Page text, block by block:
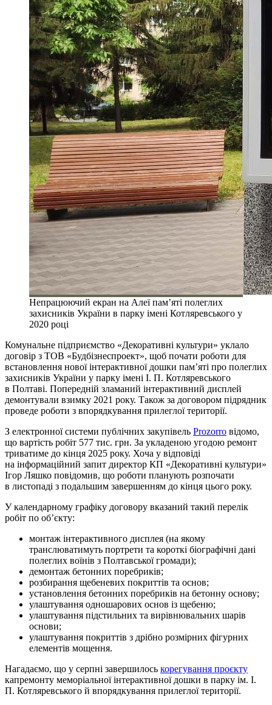
Непрацюючий екран на Алеї пам’яті полеглих
захисників України в парку імені Котляревського у
2020 році
Комунальне підприємство «Декоративні культури» уклало
договір з ТОВ «Будбізнеспроект», щоб почати роботи для
встановлення нової інтерактивної дошки пам’яті про полеглих
захисників України у парку імені І. П. Котляревського
в Полтаві. Попередній зламаний інтерактивний дисплей
демонтували взимку 2021 року. Також за договором підрядник
проведе роботи з впорядкування прилеглої території.
З електронної системи публічних закупівель Prozorro відомо,
що вартість робіт 577 тис. грн. За укладеною угодою ремонт
триватиме до кінця 2025 року. Хоча у відповіді
на інформаційний запит директор КП «Декоративні культури»
Ігор Ляшко повідомив, що роботи планують розпочати
в листопаді з подальшим завершенням до кінця цього року.
У календарному графіку договору вказаний такий перелік
робіт по об’єкту:
монтаж інтерактивного дисплея (на якому
транслюватимуть портрети та короткі біографічні дані
полеглих воїнів з Полтавської громади);
демонтаж бетонних поребриків;
розбирання щебеневих покриттів та основ;
установлення бетонних поребриків на бетонну основу;
улаштування одношарових основ із щебеню;
улаштування підстильних та вирівнювальних шарів
основи;
улаштування покриттів з дрібно розмірних фігурних
елементів мощення.
Нагадаємо, що у серпні завершилось корегування проєкту
капремонту меморіальної інтерактивної дошки в парку ім. І.
П. Котляревського й впорядкування прилеглої території.